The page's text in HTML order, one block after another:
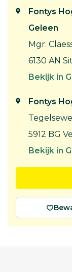
Fontys
Geleen
Mgr.
6130 AN
Bekijk in
Fontys
5912 BG
Bekijk in